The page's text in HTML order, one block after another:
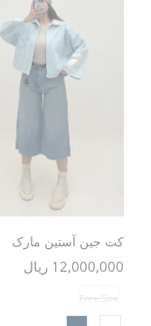
کت جین آستین مارک
12,000,000 ریال
Free Size